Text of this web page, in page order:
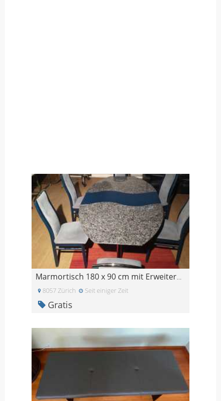
Marmortisch 180 x 90 cm mit Erweiterung 20cm
8057 Zürich Seit einiger Zeit
Gratis